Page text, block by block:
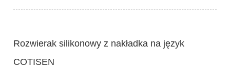
Rozwierak silikonowy z nakładka na język
COTISEN